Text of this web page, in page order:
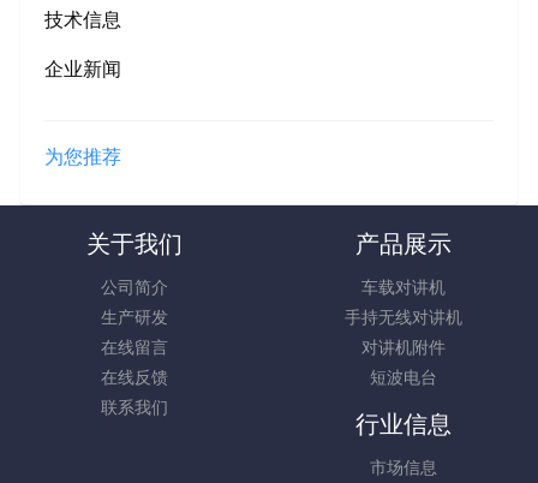
技术信息
企业新闻
为您推荐
关于我们
公司简介
生产研发
在线留言
在线反馈
联系我们
产品展示
车载对讲机
手持无线对讲机
对讲机附件
短波电台
行业信息
市场信息